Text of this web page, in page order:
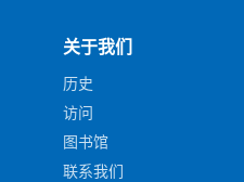
关于我们
历史
访问
图书馆
联系我们